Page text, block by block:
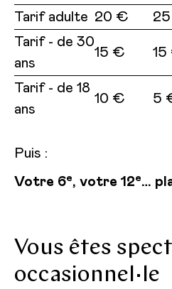
Tarif adulte 20 €
Tarif - de 30
ans
15 €
Tarif - de 18
ans
10 € 5
Puis :
Votre 6e, votre 12e…
Vous êtes
occasionnel·le